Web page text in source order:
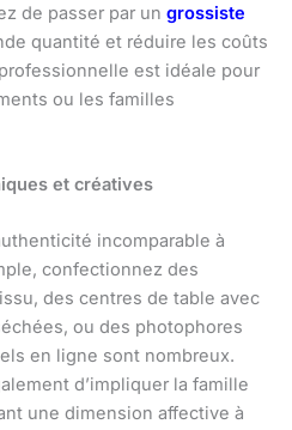
de passer par un grossiste
quantité et réduire les coûts
est idéale pour
ou les familles
et créatives
incomparable à
confectionnez des
des centres de table avec
ou des photophores
en ligne sont nombreux.
d’impliquer la famille
une dimension affective à